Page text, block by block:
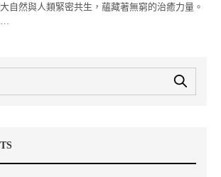
自然與人類緊密共生，蘊藏著無窮的治癒力量。